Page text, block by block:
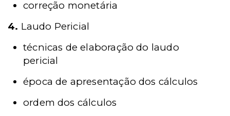
correção monetária
4. Laudo Pericial
técnicas de elaboração do laudo
pericial
época de apresentação dos cálculos
ordem dos cálculos